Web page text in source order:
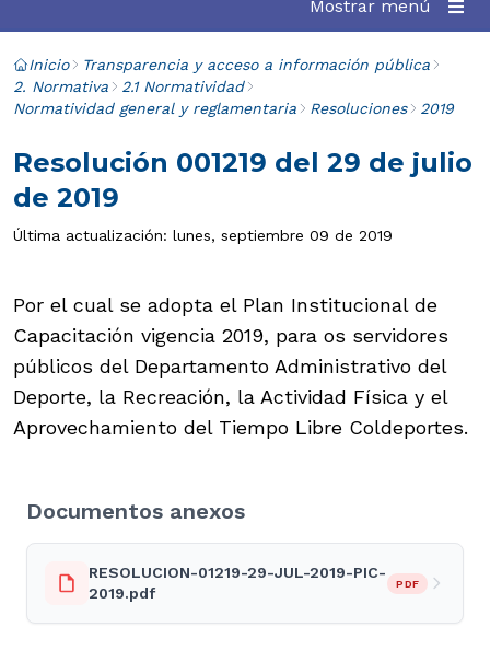
Mostrar menú
Inicio
Transparencia y acceso a información pública
2. Normativa
2.1 Normatividad
Normatividad general y reglamentaria
Resoluciones 2019
Resolución 001219 del 29 de julio
de 2019
Última actualización: lunes, septiembre 09 de 2019
Por el cual se adopta el Plan Institucional de
Capacitación vigencia 2019, para os servidores
públicos del Departamento Administrativo del
Deporte, la Recreación, la Actividad Física y el
Aprovechamiento del Tiempo Libre Coldeportes.
Documentos anexos
RESOLUCION-01219-29-JUL-2019-PIC-
2019.pdf
PDF